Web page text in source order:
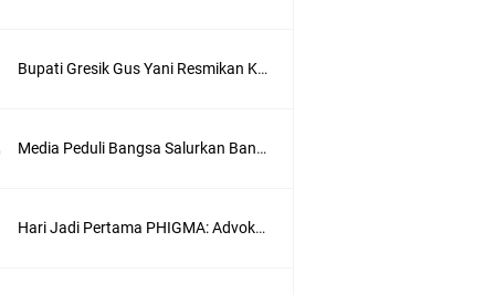
Bupati Gresik Gus Yani Resmikan Kantor Desa Sidoraharjo: Simbol Komitmen Pelayanan Publik dan Kepedulian Sosial
Media Peduli Bangsa Salurkan Bantuan Alat Bantu Jalan untuk Lansia
Hari Jadi Pertama PHIGMA: Advokat dan LBH Perkuat Soliditas di Jakarta